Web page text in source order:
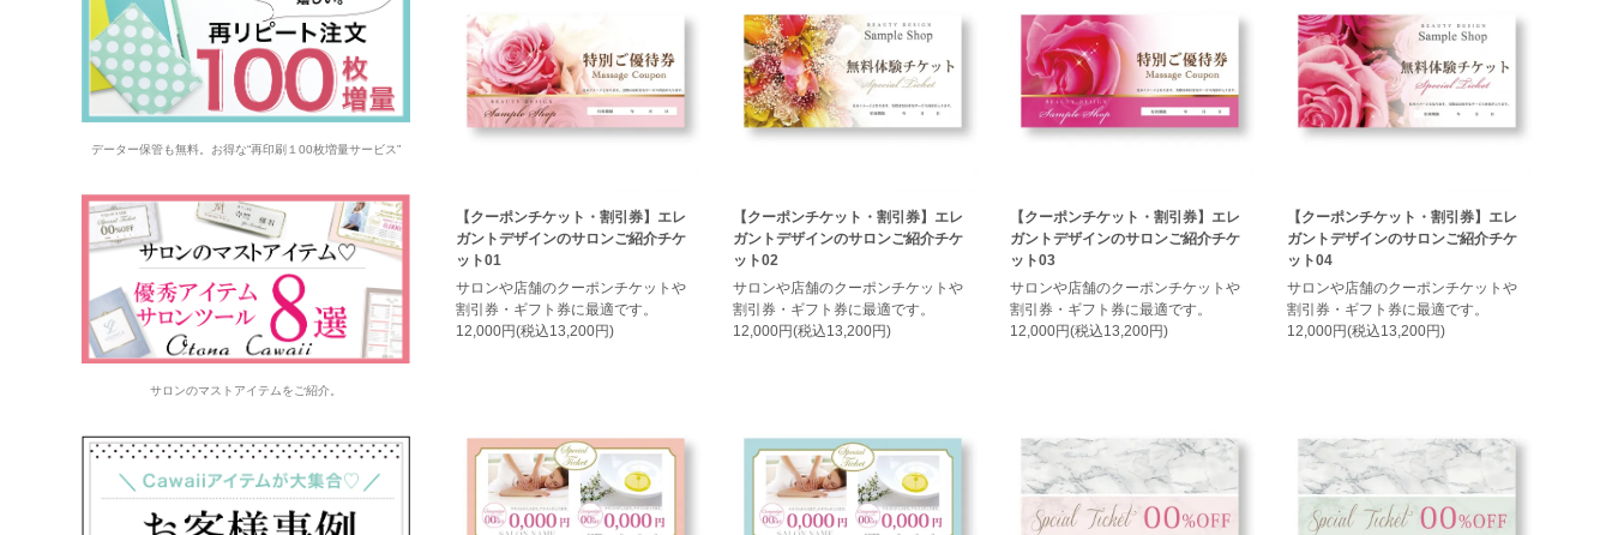
【クーポンチケット・割引券】エレ
ガントデザインのサロンご紹介チケ
ット01
サロンや店舗のクーポンチケットや
割引券・ギフト券に最適です。
12,000円(税込13,200円)
【クーポンチケット・割引券】エレ
ガントデザインのサロンご紹介チケ
ット02
サロンや店舗のクーポンチケットや
割引券・ギフト券に最適です。
12,000円(税込13,200円)
【クーポンチケット・割引券】エレ
ガントデザインのサロンご紹介チケ
ット03
サロンや店舗のクーポンチケットや
割引券・ギフト券に最適です。
12,000円(税込13,200円)
【クーポンチケット・割引券】エレ
ガントデザインのサロンご紹介チケ
ット04
サロンや店舗のクーポンチケットや
割引券・ギフト券に最適です。
12,000円(税込13,200円)
データー保管も無料。お得な“再印刷１00枚増量サービス”
サロンのマストアイテムをご紹介。